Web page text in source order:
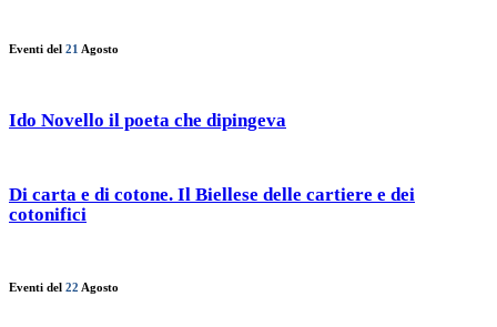
Eventi del 21 Agosto
Ido Novello il poeta che dipingeva
Di carta e di cotone. Il Biellese delle cartiere e dei
cotonifici
Eventi del 22 Agosto